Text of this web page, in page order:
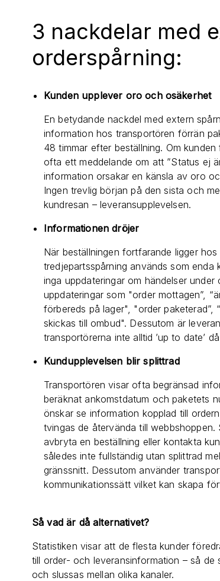
3 nackdelar med
orderspårning:
Kunden upplever oro och osäkerhet
En betydande nackdel med extern
information hos transportören förrän
48 timmar efter beställning. Om
ofta ett meddelande om att ”Status ej
information orsakar en känsla av oro
Ingen trevlig början på den sista och
kundresan – leveransupplevelsen.
Informationen dröjer
När beställningen fortfarande ligger
tredjepartsspårning används som enda
inga uppdateringar om händelser
uppdateringar som "order mottagen”,
förbereds på lager", "order
skickas till ombud". Dessutom är
transportörerna inte alltid ’up to date’
Kundupplevelsen blir splittrad
Transportören visar ofta begränsad
beräknat ankomstdatum och paketets
önskar se information kopplad till
tvingas de återvända till webbshoppen.
avbryta en beställning eller kontakta
således inte fullständig utan splittrad
gränssnitt. Dessutom använder
kommunikationssätt vilket kan skapa
Så vad är då alternativet?
Statistiken visar att de flesta kunder
till order- och leveransinformation – så de
och slussas mellan olika kanaler.